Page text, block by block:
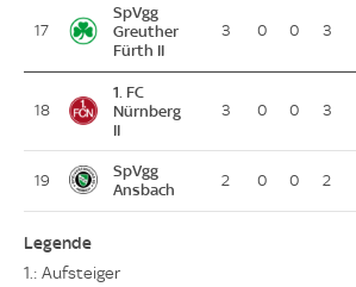
17
SpVgg
Greuther
Fürth II
3 0 0 3
18
1. FC
Nürnberg
II
3 0 0 3
19
SpVgg
Ansbach
2 0 0 2
Legende
1.: Aufsteiger